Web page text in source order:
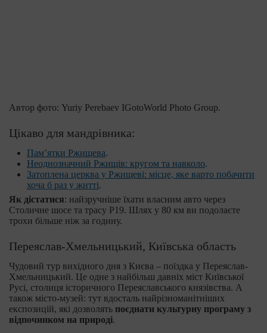
Автор фото: Yuriy Perebaev IGotoWorld Photo Group.
Цікаво для мандрівника:
Пам’ятки Ржищева.
Неоднозначний Ржищів: кругом та навколо.
Затоплена церква у Ржищеві: місце, яке варто побачити
хоча б раз у житті.
Як дістатися: найзручніше їхати власним авто через
Столичне шосе та трасу Р19. Шлях у 80 км ви подолаєте
трохи більше ніж за годину.
Переяслав-Хмельницький, Київська область
Чудовий тур вихідного дня з Києва – поїздка у Переяслав-
Хмельницький. Це одне з найбільш давніх міст Київської
Русі, столиця історичного Переяславського князівства. А
також місто-музей: тут вдосталь найрізноманітніших
експозицій, які дозволять поєднати культурну програму з
відпочинком на природі.